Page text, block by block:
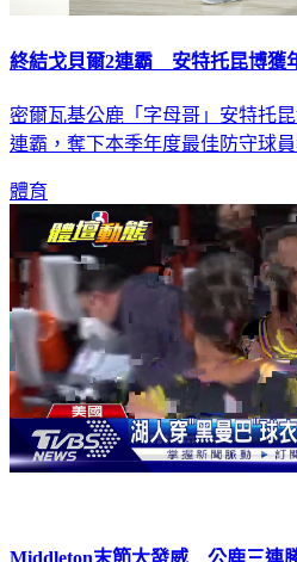
終結戈貝爾2連霸 安特托昆博獲
密爾瓦基公鹿「字母哥」安特托
連霸，奪下本季年度最佳防守球員
體育
Middleton末節大發威 公鹿三連